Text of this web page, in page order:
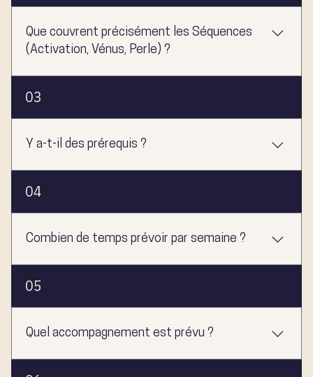
contemplative pour transmuter vos Ombres en Dons puis
en Siddhis, par la pratique et l'observation. Les deux
approches se nourrissent mutuellement.
Que couvrent précisément les Séquences
(Activation, Vénus, Perle) ?
créatif, votre contribution unique. Séquence de Vénus :
vos blessures relationnelles et leur transmutation en
amour juste. Séquence de la Perle : votre rapport à
03
Y a-t-il des prérequis ?
que vous ayez déjà une base en Human Design, le
programme vous accompagne à partir de là où vous êtes.
04
Combien de temps prévoir par semaine ?
exercices et la contemplation. Le format en autonomie
permet d'adapter le rythme à votre vie.
05
Quel accompagnement est prévu ?